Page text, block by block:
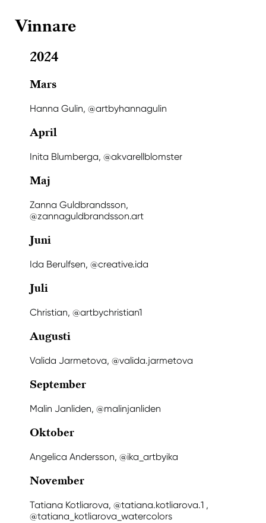
Vinnare
2024
Mars
Hanna Gulin, @artbyhannagulin
April
Inita Blumberga, @akvarellblomster
Maj
Zanna Guldbrandsson,
@zannaguldbrandsson.art
Juni
Ida Berulfsen, @creative.ida
Juli
Christian, @artbychristian1
Augusti
Valida Jarmetova, @valida.jarmetova
September
Malin Janliden, @malinjanliden
Oktober
Angelica Andersson, @ika_artbyika
November
Tatiana Kotliarova, @tatiana.kotliarova.1 ,
@tatiana_kotliarova_watercolors